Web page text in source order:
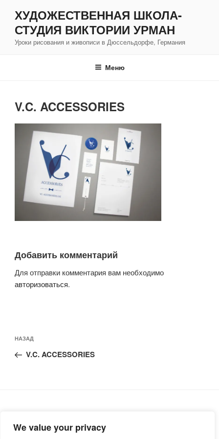
We value your privacy
содержимому
ХУДОЖЕСТВЕННАЯ ШКОЛА-
СТУДИЯ ВИКТОРИИ УРМАН
Уроки рисования и живописи в Дюссельдорфе, Германия
Меню
V.C. ACCESSORIES
Добавить комментарий
Для отправки комментария вам необходимо
авторизоваться.
по
записям
Предыдущая
запись:
НАЗАД
V.C. ACCESSORIES
Русский